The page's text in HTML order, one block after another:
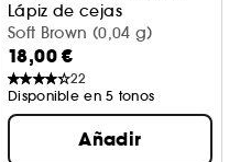
Lápiz de cejas
Soft Brown (0,04 g)
18,00 €
22
Disponible en 5 tonos
Añadir